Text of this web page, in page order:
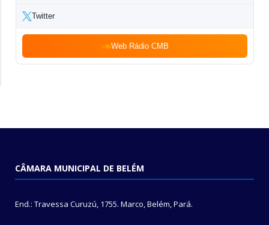
Twitter
Web Rádio CMB
CÂMARA MUNICIPAL DE BELÉM
End.: Travessa Curuzú, 1755. Marco, Belém, Pará.